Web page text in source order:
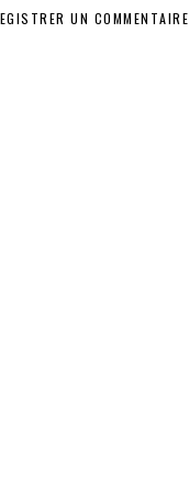
UN COMMENTAIRE